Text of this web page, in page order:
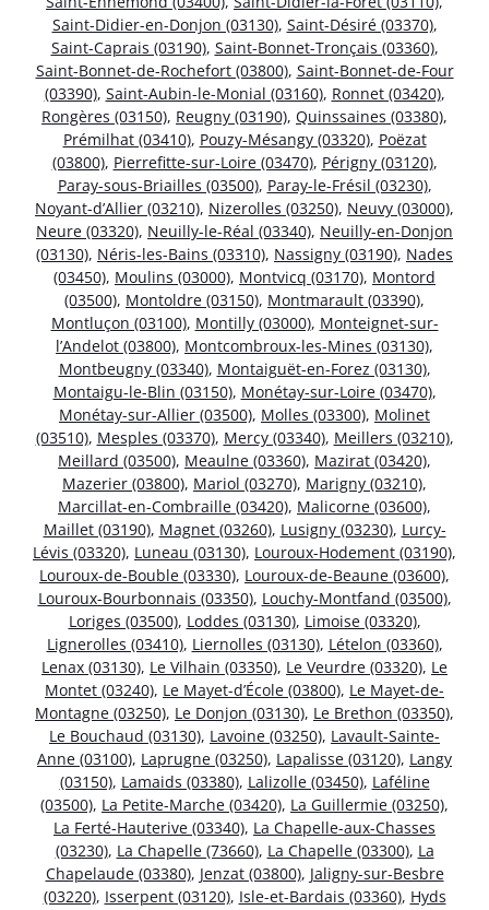
Saint-Didier-en-Donjon (03130), Saint-Désiré (03370),
Saint-Caprais (03190), Saint-Bonnet-Tronçais (03360),
Saint-Bonnet-de-Rochefort (03800), Saint-Bonnet-de-Four
(03390), Saint-Aubin-le-Monial (03160), Ronnet (03420),
Rongères (03150), Reugny (03190), Quinssaines (03380),
Prémilhat (03410), Pouzy-Mésangy (03320), Poëzat
(03800), Pierrefitte-sur-Loire (03470), Périgny (03120),
Paray-sous-Briailles (03500), Paray-le-Frésil (03230),
Noyant-d’Allier (03210), Nizerolles (03250), Neuvy (03000),
Neure (03320), Neuilly-le-Réal (03340), Neuilly-en-Donjon
(03130), Néris-les-Bains (03310), Nassigny (03190), Nades
(03450), Moulins (03000), Montvicq (03170), Montord
(03500), Montoldre (03150), Montmarault (03390),
Montluçon (03100), Montilly (03000), Monteignet-sur-
l’Andelot (03800), Montcombroux-les-Mines (03130),
Montbeugny (03340), Montaiguët-en-Forez (03130),
Montaigu-le-Blin (03150), Monétay-sur-Loire (03470),
Monétay-sur-Allier (03500), Molles (03300), Molinet
(03510), Mesples (03370), Mercy (03340), Meillers (03210),
Meillard (03500), Meaulne (03360), Mazirat (03420),
Mazerier (03800), Mariol (03270), Marigny (03210),
Marcillat-en-Combraille (03420), Malicorne (03600),
Maillet (03190), Magnet (03260), Lusigny (03230), Lurcy-
Lévis (03320), Luneau (03130), Louroux-Hodement (03190),
Louroux-de-Bouble (03330), Louroux-de-Beaune (03600),
Louroux-Bourbonnais (03350), Louchy-Montfand (03500),
Loriges (03500), Loddes (03130), Limoise (03320),
Lignerolles (03410), Liernolles (03130), Lételon (03360),
Lenax (03130), Le Vilhain (03350), Le Veurdre (03320), Le
Montet (03240), Le Mayet-d’École (03800), Le Mayet-de-
Montagne (03250), Le Donjon (03130), Le Brethon (03350),
Le Bouchaud (03130), Lavoine (03250), Lavault-Sainte-
Anne (03100), Laprugne (03250), Lapalisse (03120), Langy
(03150), Lamaids (03380), Lalizolle (03450), Laféline
(03500), La Petite-Marche (03420), La Guillermie (03250),
La Ferté-Hauterive (03340), La Chapelle-aux-Chasses
(03230), La Chapelle (73660), La Chapelle (03300), La
Chapelaude (03380), Jenzat (03800), Jaligny-sur-Besbre
(03220), Isserpent (03120), Isle-et-Bardais (03360), Hyds